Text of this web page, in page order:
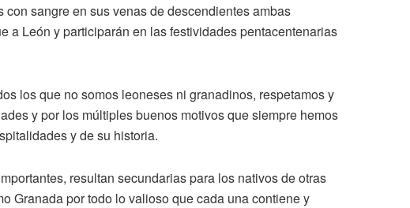
sangre en sus venas de descendientes ambas
a León y participarán en las festividades pentacentenarias
los que no somos leoneses ni granadinos, respetamos y
y por los múltiples buenos motivos que siempre hemos
y de su historia.
resultan secundarias para los nativos de otras
Granada por todo lo valioso que cada una contiene y